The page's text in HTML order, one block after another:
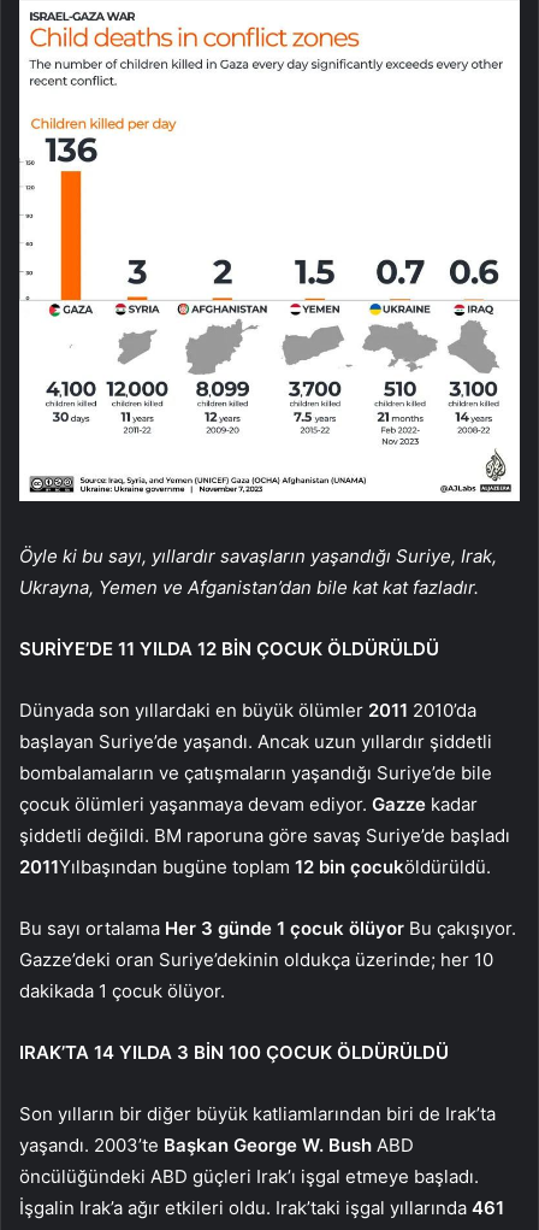
Öyle ki bu sayı, yıllardır savaşların yaşandığı Suriye, Irak,
Ukrayna, Yemen ve Afganistan’dan bile kat kat fazladır.
SURİYE’DE 11 YILDA 12 BİN ÇOCUK ÖLDÜRÜLDÜ
Dünyada son yıllardaki en büyük ölümler 2011 2010’da
başlayan Suriye’de yaşandı. Ancak uzun yıllardır şiddetli
bombalamaların ve çatışmaların yaşandığı Suriye’de bile
çocuk ölümleri yaşanmaya devam ediyor. Gazze kadar
şiddetli değildi. BM raporuna göre savaş Suriye’de başladı
2011Yılbaşından bugüne toplam 12 bin çocuköldürüldü.
Bu sayı ortalama Her 3 günde 1 çocuk ölüyor Bu çakışıyor.
Gazze’deki oran Suriye’dekinin oldukça üzerinde; her 10
dakikada 1 çocuk ölüyor.
IRAK’TA 14 YILDA 3 BİN 100 ÇOCUK ÖLDÜRÜLDÜ
Son yılların bir diğer büyük katliamlarından biri de Irak’ta
yaşandı. 2003’te Başkan George W. Bush ABD
öncülüğündeki ABD güçleri Irak’ı işgal etmeye başladı.
İşgalin Irak’a ağır etkileri oldu. Irak’taki işgal yıllarında 461